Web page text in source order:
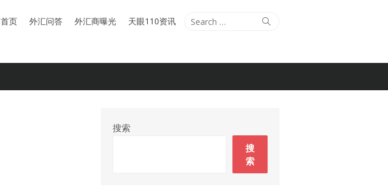
Search
Search
首页 外汇问答 外汇商曝光 天眼110资讯
搜索
搜
索